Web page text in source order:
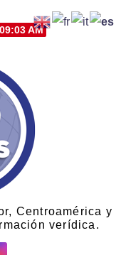
AM
Centroamérica y
verídica.